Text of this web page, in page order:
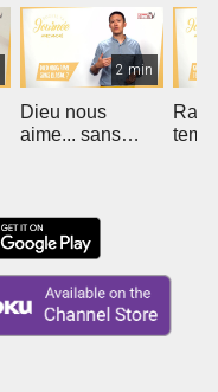
2 min
Dieu nous
aime... sans